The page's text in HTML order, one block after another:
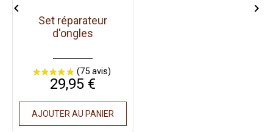
Set réparateur
d'ongles
Prix
29,95 €
AJOUTER AU PANIER
 